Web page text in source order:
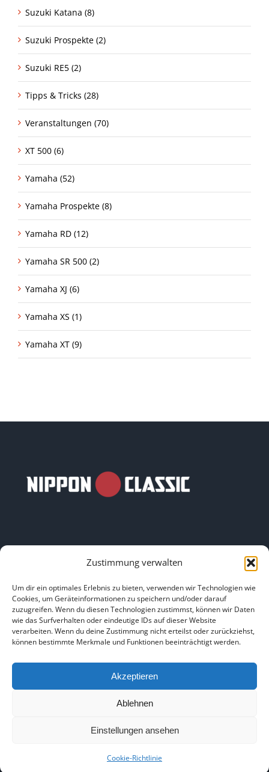
Zustimmung verwalten
Um dir ein optimales Erlebnis zu bieten, verwenden wir Technologien wie
Cookies, um Geräteinformationen zu speichern und/oder darauf
zuzugreifen. Wenn du diesen Technologien zustimmst, können wir Daten
wie das Surfverhalten oder eindeutige IDs auf dieser Website
verarbeiten. Wenn du deine Zustimmung nicht erteilst oder zurückziehst,
können bestimmte Merkmale und Funktionen beeinträchtigt werden.
Akzeptieren
Ablehnen
Einstellungen ansehen
Cookie-Richtlinie
Suzuki Katana (8)
Suzuki Prospekte (2)
Suzuki RE5 (2)
Tipps & Tricks (28)
Veranstaltungen (70)
XT 500 (6)
Yamaha (52)
Yamaha Prospekte (8)
Yamaha RD (12)
Yamaha SR 500 (2)
Yamaha XJ (6)
Yamaha XS (1)
Yamaha XT (9)
HOME|ÜBER UNS|IMPRESSUM |DATENSCHUTZ
BILDNACHWEISE
Copyright 2025